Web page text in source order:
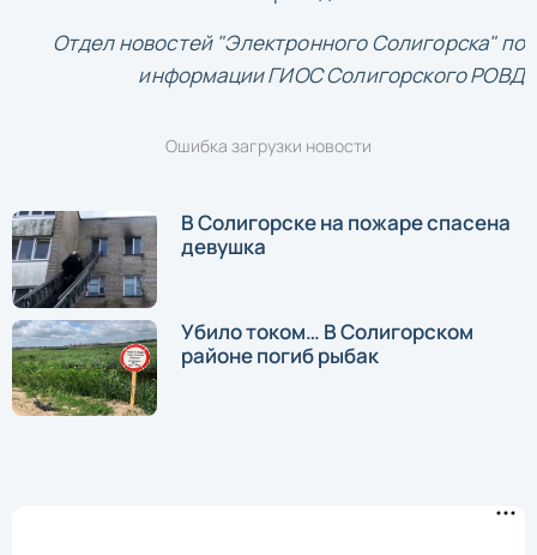
Отдел новостей "Электронного Солигорска" по
информации ГИОС Солигорского РОВД
Ошибка загрузки новости
В Солигорске на пожаре спасена
девушка
Убило током… В Солигорском
районе погиб рыбак